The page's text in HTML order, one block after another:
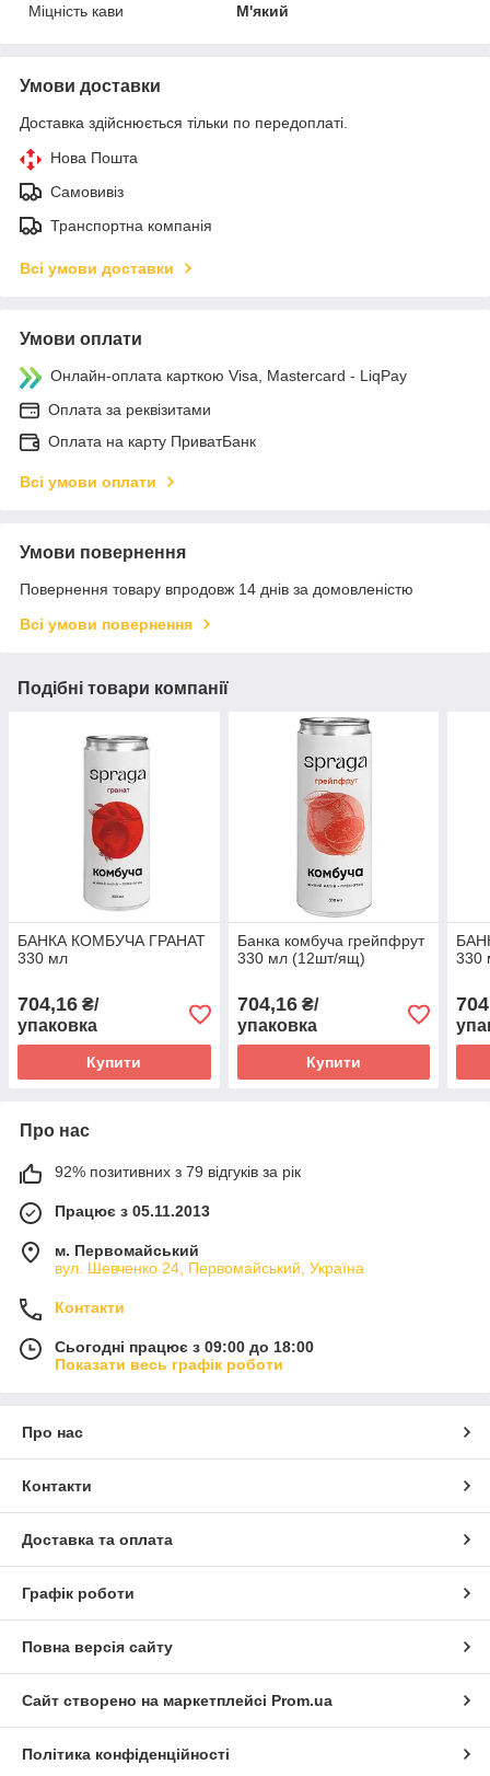
Міцність кави
М'який
Умови доставки
Доставка здійснюється тільки по передоплаті.
Нова Пошта
Самовивіз
Транспортна компанія
Всі умови доставки
Умови оплати
Онлайн-оплата карткою Visa, Mastercard - LiqPay
Оплата за реквізитами
Оплата на карту ПриватБанк
Всі умови оплати
Умови повернення
Повернення товару впродовж 14 днів за домовленістю
Всі умови повернення
Подібні товари компанії
БАНКА КОМБУЧА ГРАНАТ
330 мл
704,16 ₴/
упаковка
Купити
Банка комбуча грейпфрут
330 мл (12шт/ящ)
704,16₴/
упаковка
Купити
330
Про нас
92% позитивних з 79 відгуків за рік
Працює з 05.11.2013
м. Первомайський
вул. Шевченко 24, Первомайський, Україна
Контакти
Сьогодні працює з 09:00 до 18:00
Показати весь графік роботи
Про нас
Контакти
Доставка та оплата
Графік роботи
Повна версія сайту
Сайт створено на маркетплейсі Prom.ua
Політика конфіденційності